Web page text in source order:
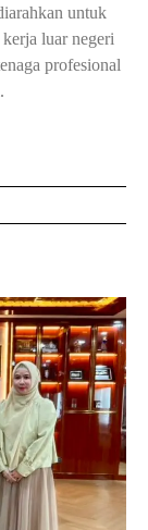
untuk
luar negeri
profesional